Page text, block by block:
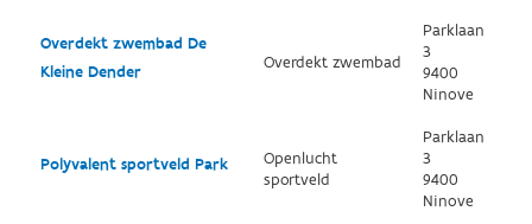
Overdekt zwembad De
Kleine Dender
Overdekt zwembad
Parklaan
3
9400
Ninove
Polyvalent sportveld Park
Openlucht
sportveld
Parklaan
3
9400
Ninove